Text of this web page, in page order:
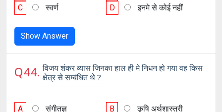
C
स्वर्ण D इनमे से कोई नहीं
Show Answer
Q44. विजय शंकर व्यास जिनका हाल ही मे निधन हो गया वह किस
क्षेत्र से सम्बंधित थे ?
A संगीतज्ञ B
कृषि अर्थशास्त्री